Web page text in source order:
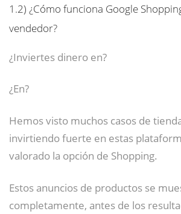
1.2) ¿Cómo funciona Google
vendedor?
¿Inviertes dinero en?
¿En?
Hemos visto muchos casos de
invirtiendo fuerte en estas
valorado la opción de Shopping.
Estos anuncios de productos se
completamente, antes de los